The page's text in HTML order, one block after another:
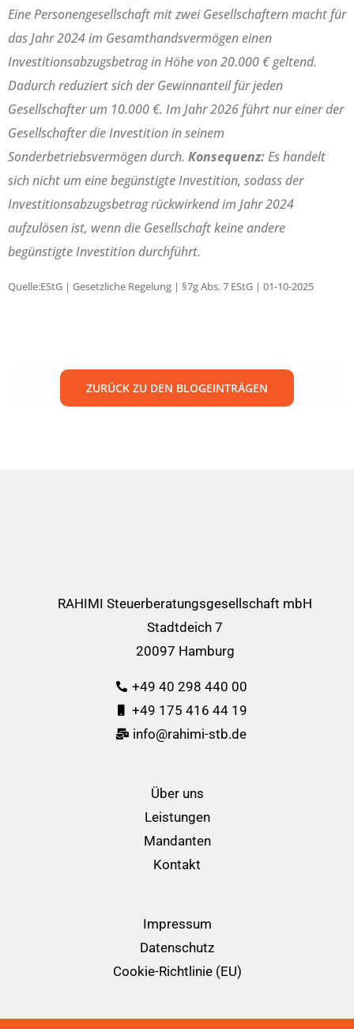
Eine Personengesellschaft mit zwei Gesellschaftern macht für
das Jahr 2024 im Gesamthandsvermögen einen
Investitionsabzugsbetrag in Höhe von 20.000 € geltend.
Dadurch reduziert sich der Gewinnanteil für jeden
Gesellschafter um 10.000 €. Im Jahr 2026 führt nur einer der
Gesellschafter die Investition in seinem
Sonderbetriebsvermögen durch. Konsequenz:Es handelt
sich nicht um eine begünstigte Investition, sodass der
Investitionsabzugsbetrag rückwirkend im Jahr 2024
aufzulösen ist, wenn die Gesellschaft keine andere
begünstigte Investition durchführt.
Quelle:EStG | Gesetzliche Regelung | §7g Abs. 7 EStG | 01-10-2025
ZURÜCK ZU DEN BLOGEINTRÄGEN
RAHIMI Steuerberatungsgesellschaft mbH
Stadtdeich 7
20097 Hamburg
+49 40 298 440 00
+49 175 416 44 19
info@rahimi-stb.de
Über uns
Leistungen
Mandanten
Kontakt
Impressum
Datenschutz
Cookie-Richtlinie (EU)